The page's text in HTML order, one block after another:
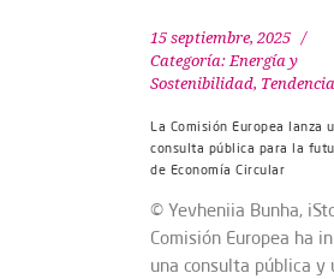
15 septiembre, 2025
Categoría: Energía y
Sostenibilidad,
La Comisión Europea lanza
consulta pública para la
de Economía Circular
© Yevheniia Bunha,
Comisión Europea ha
una consulta pública y